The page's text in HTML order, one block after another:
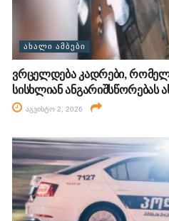
ᲐᲮᲐᲚᲘ ᲐᲛᲑᲔᲑᲘ
ვრცელდება კადრები,
სისხლიან ანგარიშსწორებას
აგვისტო 2, 2026